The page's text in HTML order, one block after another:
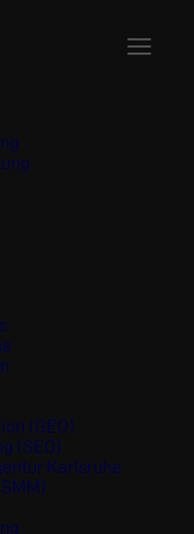
(GEO)
(SEO)
Karlsruhe